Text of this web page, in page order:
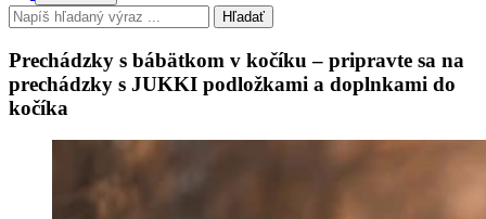
Hľadať
Prechádzky s bábätkom v kočíku – pripravte sa na
prechádzky s JUKKI podložkami a doplnkami do
kočíka